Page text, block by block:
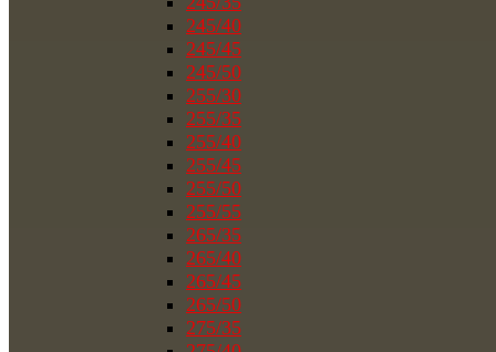
245/40
245/45
245/50
255/30
255/35
255/40
255/45
255/50
255/55
265/35
265/40
265/45
265/50
275/35